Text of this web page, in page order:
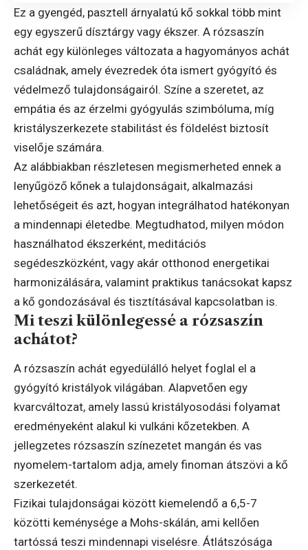
Ez a gyengéd, pasztell árnyalatú kő sokkal több mint
egy egyszerű dísztárgy vagy ékszer. A rózsaszín
achát egy különleges változata a hagyományos achát
családnak, amely évezredek óta ismert gyógyító és
védelmező tulajdonságairól. Színe a szeretet, az
empátia és az érzelmi gyógyulás szimbóluma, míg
kristályszerkezete stabilitást és földelést biztosít
viselője számára.
Az alábbiakban részletesen megismerheted ennek a
lenyűgöző kőnek a tulajdonságait, alkalmazási
lehetőségeit és azt, hogyan integrálhatod hatékonyan
a mindennapi életedbe. Megtudhatod, milyen módon
használhatod ékszerként, meditációs
segédeszközként, vagy akár otthonod energetikai
harmonizálására, valamint praktikus tanácsokat kapsz
a kő gondozásával és tisztításával kapcsolatban is.
Mi teszi különlegessé a rózsaszín
achátot?
A rózsaszín achát egyedülálló helyet foglal el a
gyógyító kristályok világában. Alapvetően egy
kvarcváltozat, amely lassú kristályosodási folyamat
eredményeként alakul ki vulkáni kőzetekben. A
jellegzetes rózsaszín színezetet mangán és vas
nyomelem-tartalom adja, amely finoman átszövi a kő
szerkezetét.
Fizikai tulajdonságai között kiemelendő a 6,5-7
közötti keménysége a Mohs-skálán, ami kellően
tartóssá teszi mindennapi viselésre. Átlátszósága